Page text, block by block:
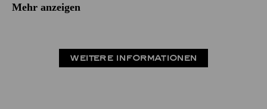
Mehr anzeigen
WEITERE INFORMATIONEN